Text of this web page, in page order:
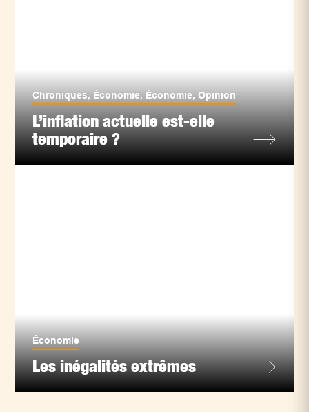
Chroniques, Économie, Économie,Opinion
L’inflation actuelle est-elle
temporaire ?
Économie
Les inégalités extrêmes